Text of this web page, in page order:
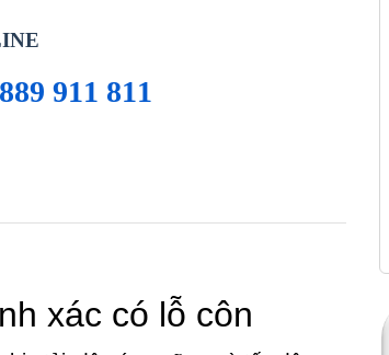
911 811
xác có lỗ côn